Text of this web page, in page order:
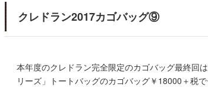
クレドラン2017カゴバッグ⑨
本年度のクレドラン完全限定のカゴバッグ最終回
リーズ」トートバッグのカゴバッグ￥18000＋税